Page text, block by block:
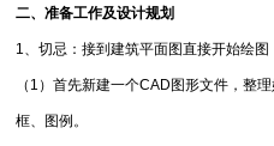
二、准备工作及设计规划
1、切忌：接到建筑平面图直接开始绘图
（1）首先新建一个CAD图形文件，整
框、图例。